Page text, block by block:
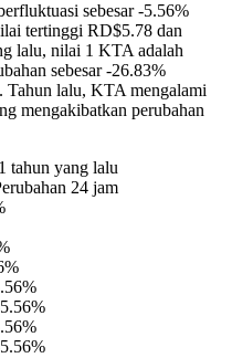
sebesar-5.56%
tertinggi RD$5.78 dan
lalu, nilai 1 KTA adalah
sebesar-26.83%
Tahun lalu, KTA mengalami
mengakibatkan perubahan
1 tahun yang lalu
24 jam